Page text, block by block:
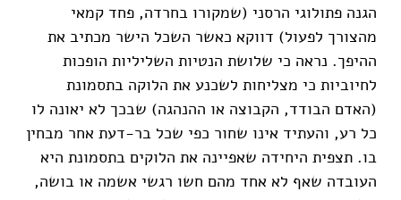
הגנה פתולוגי הרסני (שמקורו בחרדה, פחד קמאי
מהצורך לפעול) דווקא כאשר השכל הישר מכתיב את
ההיפך. נראה כי שלושת הנטיות השליליות הופכות
לחיוביות כי מצליחות לשכנע את הלוקה בתסמונת
(האדם הבודד, הקבוצה או ההנהגה) שבכך לא יאונה לו
כל רע, והעתיד אינו שחור כפי שכל בר-דעת אחר מבחין
בו. תצפית היחידה שאפיינה את הלוקים בתסמונת היא
העובדה שאף לא אחד מהם חשו רגשי אשמה או בושה,